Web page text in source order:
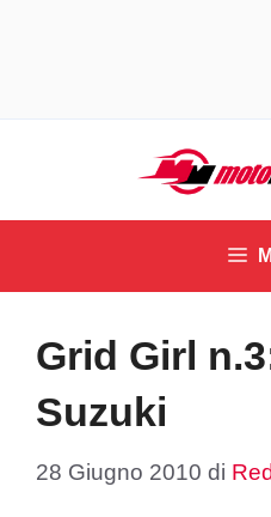
contenuto
Grid Girl
Suzuki
28 Giugno 2010 di